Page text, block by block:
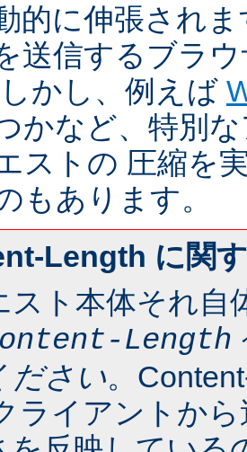
的に伸張され
送信するブラ
かし、例えば
かなど、特別
ストの 圧縮を
もあります。
Length に関
スト本体それ自
Length
ださい。
ライアントか